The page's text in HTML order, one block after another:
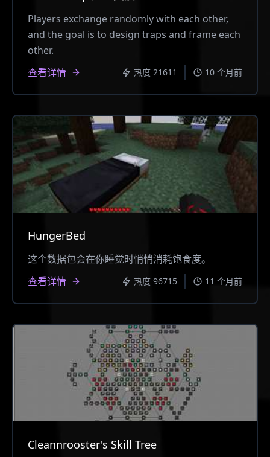
Players exchange randomly with each other,
and the goal is to design traps and frame each
other.
查看详情
热度 21611 10 个月前
HungerBed
这个数据包会在你睡觉时悄悄消耗饱食度。
查看详情
热度 96715 11 个月前
Cleannrooster's Skill Tree